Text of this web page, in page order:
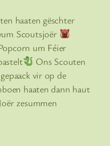
haaten gëschter
Scoutsjoër
um Féier
Ons Scouten
vir op de
haaten dann haut
zesummen